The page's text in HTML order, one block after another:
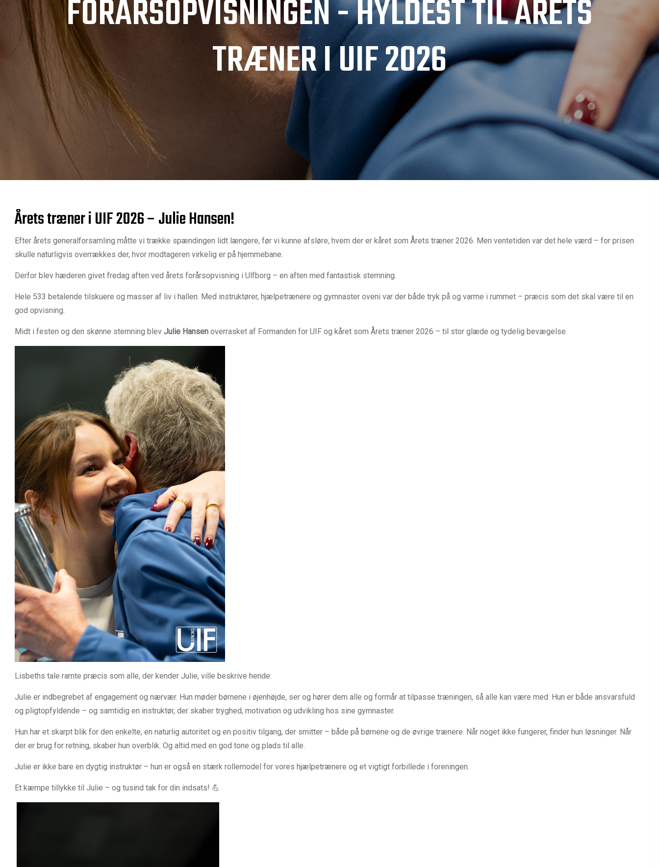
FORÅRSOPVISNINGEN - HYLDEST TIL ÅRETS
TRÆNER I UIF 2026
Årets træner i UIF 2026 – Julie Hansen!
Efter årets generalforsamling måtte vi trække spændingen lidt længere, før vi kunne afsløre, hvem der er kåret som Årets træner 2026. Men ventetiden var det hele værd – for prisen
skulle naturligvis overrækkes der, hvor modtageren virkelig er på hjemmebane.
Derfor blev hæderen givet fredag aften ved årets forårsopvisning i Ulfborg – en aften med fantastisk stemning.
Hele 533 betalende tilskuere og masser af liv i hallen. Med instruktører, hjælpetrænere og gymnaster oveni var der både tryk på og varme i rummet – præcis som det skal være til en
god opvisning.
Midt i festen og den skønne stemning blev Julie Hansen overrasket af Formanden for UIF og kåret som Årets træner 2026 – til stor glæde og tydelig bevægelse.
Lisbeths tale ramte præcis som alle, der kender Julie, ville beskrive hende:
Julie er indbegrebet af engagement og nærvær. Hun møder børnene i øjenhøjde, ser og hører dem alle og formår at tilpasse træningen, så alle kan være med. Hun er både ansvarsfuld
og pligtopfyldende – og samtidig en instruktør, der skaber tryghed, motivation og udvikling hos sine gymnaster.
Hun har et skarpt blik for den enkelte, en naturlig autoritet og en positiv tilgang, der smitter – både på børnene og de øvrige trænere. Når noget ikke fungerer, finder hun løsninger. Når
der er brug for retning, skaber hun overblik. Og altid med en god tone og plads til alle.
Julie er ikke bare en dygtig instruktør – hun er også en stærk rollemodel for vores hjælpetrænere og et vigtigt forbillede i foreningen.
Et kæmpe tillykke til Julie – og tusind tak for din indsats! 💪